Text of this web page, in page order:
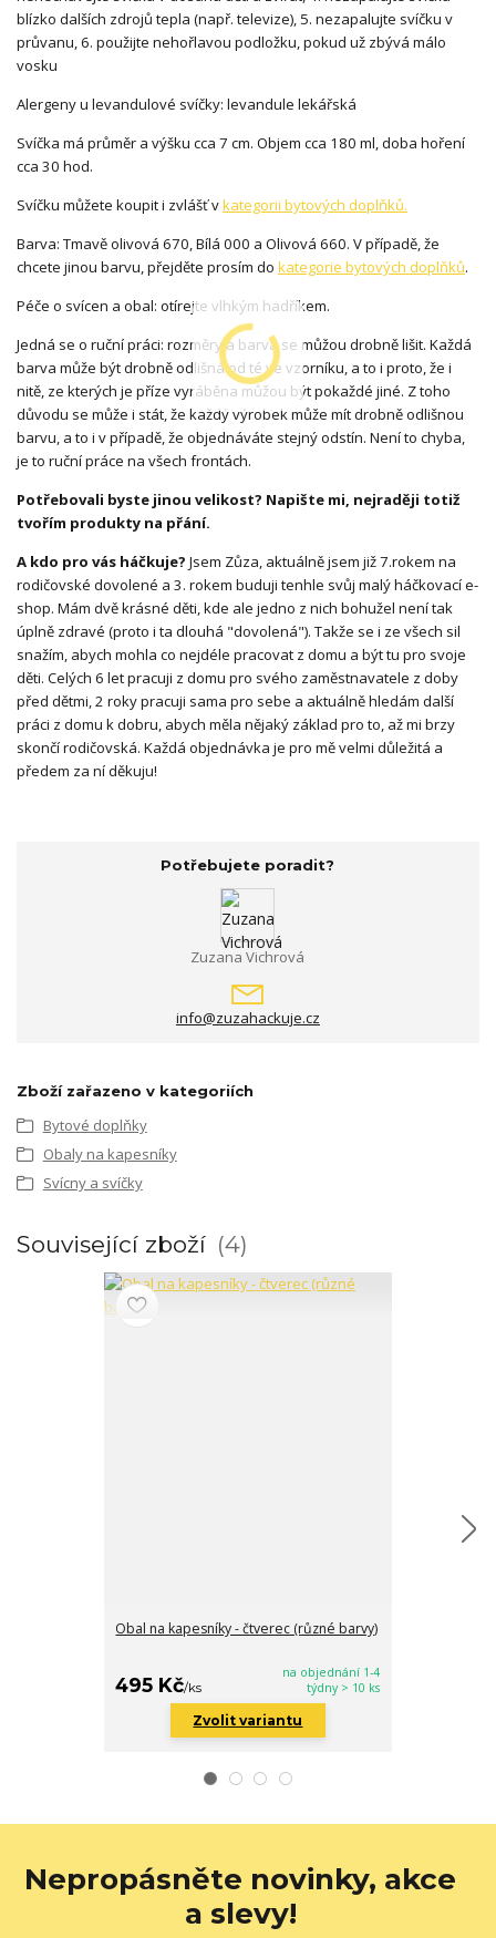
blízko dalších zdrojů tepla (např. televize), 5. nezapalujte svíčku v
průvanu, 6. použijte nehořlavou podložku, pokud už zbývá málo
vosku
Alergeny u levandulové svíčky: levandule lekářská
Svíčka má průměr a výšku cca 7 cm. Objem cca 180 ml, doba hoření
cca 30 hod.
Svíčku můžete koupit i zvlášť vkategorii bytových doplňků.
Barva: Tmavě olivová 670, Bílá 000 a Olivová 660. V případě, že
chcete jinou barvu, přejděte prosím do kategorie bytových doplňků.
Péče o svícen a obal: otírejte vlhkým hadříkem.
Jedná se o ruční práci: rozměry a barva se můžou drobně lišit. Každá
barva může být drobně odlišná od té ve vzorníku, a to i proto, že i
nitě, ze kterých je příze vyráběna můžou být pokaždé jiné. Z toho
důvodu se může i stát, že každý výrobek může mít drobně odlišnou
barvu, a to i v případě, že objednáváte stejný odstín. Není to chyba,
je to ruční práce na všech frontách.
Potřebovali byste jinou velikost? Napište mi, nejraději totiž
tvořím produkty na přání.
A kdo pro vás háčkuje? Jsem Zůza, aktuálně jsem již 7.rokem na
rodičovské dovolené a 3. rokem buduji tenhle svůj malý háčkovací e-
shop. Mám dvě krásné děti, kde ale jedno z nich bohužel není tak
úplně zdravé (proto i ta dlouhá "dovolená"). Takže se i ze všech sil
snažím, abych mohla co nejdéle pracovat z domu a být tu pro svoje
děti. Celých 6 let pracuji z domu pro svého zaměstnavatele z doby
před dětmi, 2 roky pracuji sama pro sebe a aktuálně hledám další
práci z domu k dobru, abych měla nějaký základ pro to, až mi brzy
skončí rodičovská. Každá objednávka je pro mě velmi důležitá a
předem za ní děkuju!
Potřebujete poradit?
Zuzana Vichrová
info@zuzahackuje.cz
Zboží zařazeno v kategoriích
Bytové doplňky
Obaly na kapesníky
Svícny a svíčky
Související zboží 4
Obal na kapesníky - čtverec (různé barvy)
495 Kč/ks
na objednání 1-4
týdny > 10 ks
Zvolit variantu
Nepropásněte novinky, akce
a slevy!